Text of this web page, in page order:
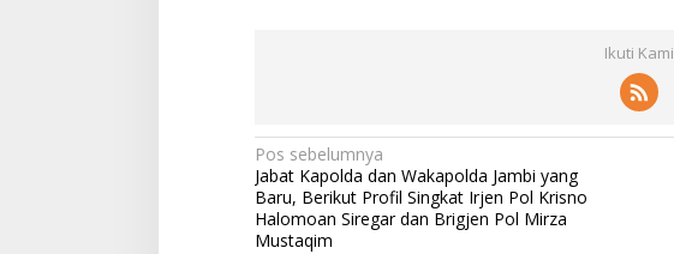
Ikuti Kami
N
a
v
Pos sebelumnya
Jabat Kapolda dan Wakapolda Jambi yang
Baru, Berikut Profil Singkat Irjen Pol Krisno
Halomoan Siregar dan Brigjen Pol Mirza
Mustaqim